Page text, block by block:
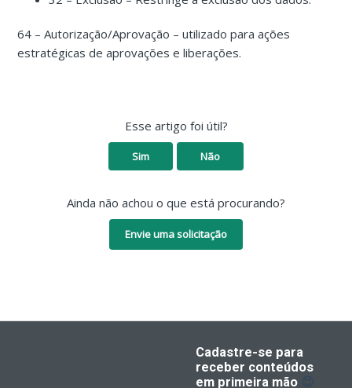
64 – Autorização/Aprovação – utilizado para ações
estratégicas de aprovações e liberações.
Esse artigo foi útil?
Sim Não
Ainda não achou o que está procurando?
Envie uma solicitação